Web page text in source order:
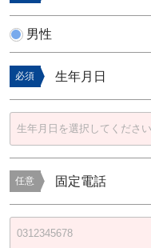
男性
必須 生年月日
任意 固定電話